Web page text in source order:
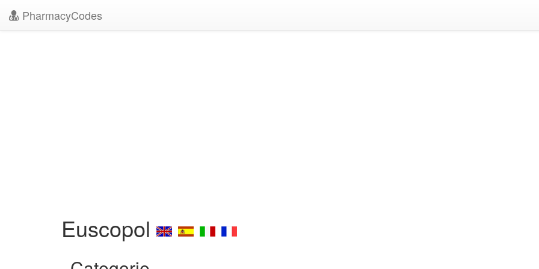
PharmacyCodes
Euscopol